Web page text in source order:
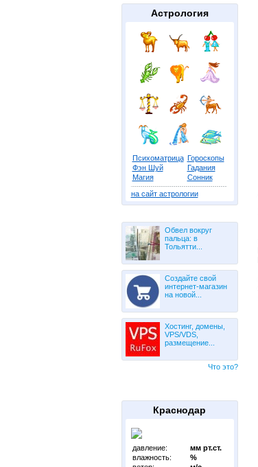
Астрология
Психоматрица Гороскопы
Фэн Шуй
Гадания
Магия
Сонник
на сайт астрологии
Обвел вокруг
пальца: в
Тольятти...
Создайте свой
интернет-магазин
на новой...
Хостинг, домены,
VPS/VDS,
размещение...
Что это?
Краснодар
давление:
мм рт.ст.
влажность:
%